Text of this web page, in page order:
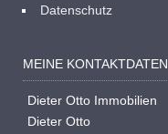
Datenschutz
MEINE KONTAKTDATEN
Dieter Otto Immobilien
Dieter Otto